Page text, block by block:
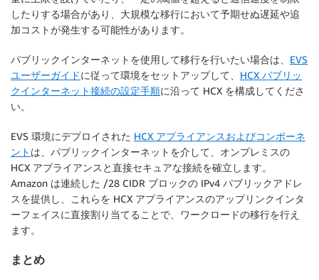
したりする場合があり、大規模な移行において予期せぬ遅延や追
加コストが発生する可能性があります。
パブリックインターネットを使用して移行を行いたい場合は、 EVS
ユーザーガイドに従って環境をセットアップして、 HCX パブリッ
クインターネット接続の設定手順に沿って HCX を構成してくださ
い。
EVS 環境にデプロイされた HCX アプライアンスおよびコンポーネ
ント は、パブリックインターネットを介して、オンプレミスの
HCX アプライアンスと直接セキュアな接続を確立します。
Amazon は連続した /28 CIDR ブロックの IPv4 パブリックアドレ
スを提供し、これらを HCX アプライアンスのアップリンクインタ
ーフェイスに直接割り当てることで、ワークロードの移行を行え
ます。
まとめ